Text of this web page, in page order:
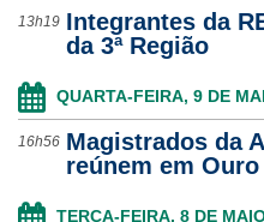
13h19 Integrantes da
da 3ª Região
QUARTA-FEIRA, 9 DE
16h56 Magistrados da
reúnem em
TERÇA-FEIRA, 8 DE